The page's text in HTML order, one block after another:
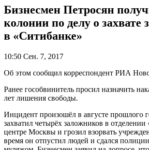
Бизнесмен Петросян
колонии по делу о захвате
в «Ситибанке»
10:50 Сен. 7, 2017
Об этом сообщил корреспондент РИА
Ранее гособвинитель просил назначить
лет лишения свободы.
Инцидент произошёл в августе прошлого
захватил четырёх заложников в
центре Москвы и грозил взорвать
время он отпустил людей и сдался